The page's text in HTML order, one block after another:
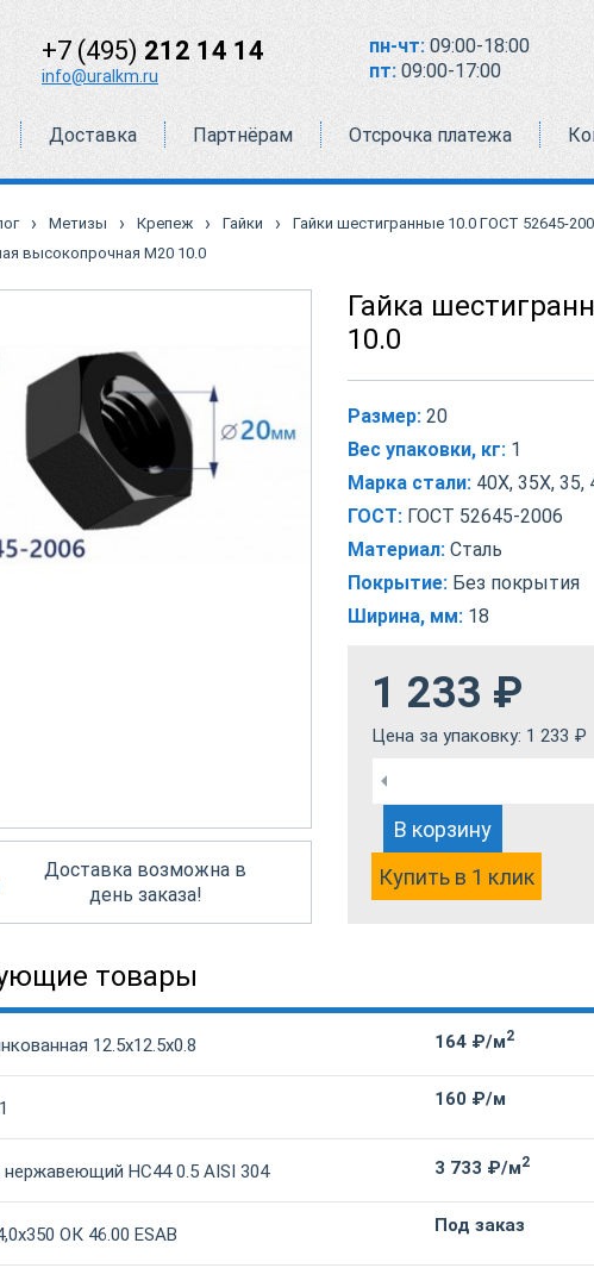
+7 (495) 212 14 14
info@uralkm.ru
пн-чт: 09:00-18:00
пт: 09:00-17:00
Доставка Партнёрам Отсрочка платежа
› Метизы › Крепеж › Гайки › Гайки шестигранные 10.0 ГОСТ 52645-
высокопрочная М20 10.0
Доставка возможна в
день заказа!
Гайка
10.0
Размер: 20
Вес упаковки, кг: 1
Марка стали: 40Х, 35Х, 35,
ГОСТ: ГОСТ 52645-2006
Материал: Сталь
Покрытие: Без покрытия
Ширина, мм: 18
1 233 ₽
Цена за упаковку: 1 233 ₽
В корзину
Купить в 1 клик
товары
12.5х12.5х0.8 164 ₽/м2
160 ₽/м
НС44 0.5 AISI 304 3 733 ₽/м2
ОК 46.00 ESAB Под заказ